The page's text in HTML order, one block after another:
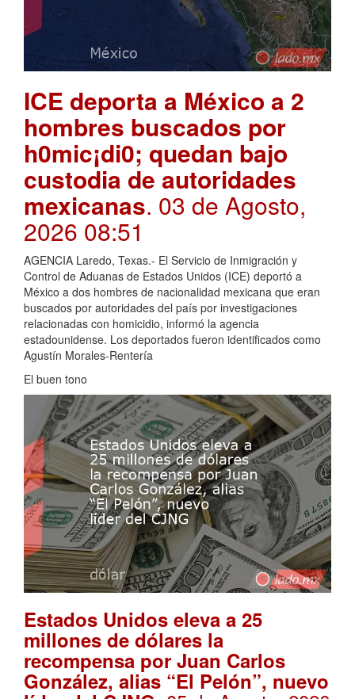
ICE deporta a México a 2
hombres buscados por
h0mic¡di0; quedan bajo
custodia de autoridades
mexicanas. 03 de Agosto,
2026 08:51
AGENCIA Laredo, Texas.- El Servicio de Inmigración y
Control de Aduanas de Estados Unidos (ICE) deportó a
México a dos hombres de nacionalidad mexicana que eran
buscados por autoridades del país por investigaciones
relacionadas con homicidio, informó la agencia
estadounidense. Los deportados fueron identificados como
Agustín Morales-Rentería
El buen tono
Estados Unidos eleva a 25
millones de dólares la
recompensa por Juan Carlos
González, alias “El Pelón”, nuevo